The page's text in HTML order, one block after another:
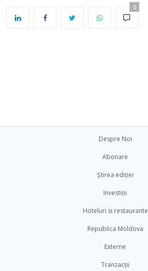
0
Despre Noi
Abonare
Știrea ediției
Investiții
Hoteluri si restaurante
Republica Moldova
Externe
Tranzacții